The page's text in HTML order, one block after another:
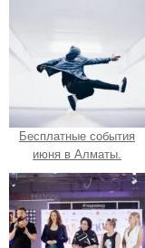
Бесплатные события
июня в Алматы.